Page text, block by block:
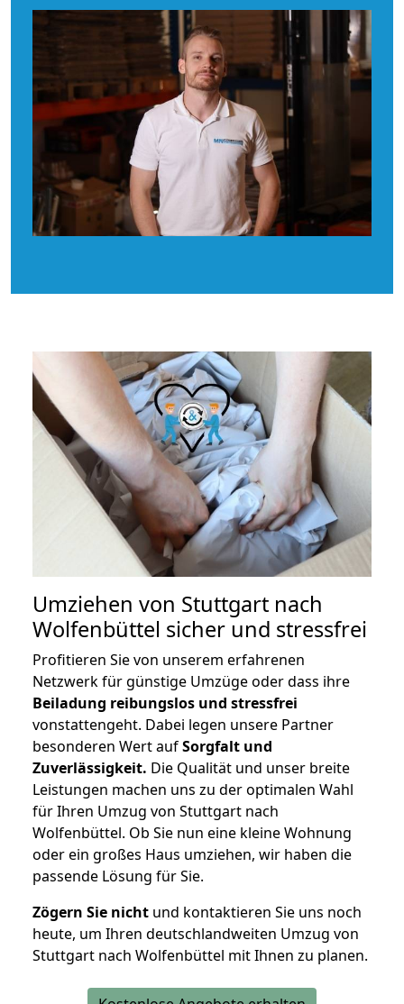
Umziehen von Stuttgart nach
Wolfenbüttel sicher und stressfrei
Profitieren Sie von unserem erfahrenen
Netzwerk für günstige Umzüge oder dass ihre
Beiladung reibungslos und stressfrei
vonstattengeht. Dabei legen unsere Partner
besonderen Wert aufSorgfalt und
Zuverlässigkeit. Die Qualität und unser breite
Leistungen machen uns zu der optimalen Wahl
für Ihren Umzug von Stuttgart nach
Wolfenbüttel. Ob Sie nun eine kleine Wohnung
oder ein großes Haus umziehen, wir haben die
passende Lösung für Sie.
Zögern Sie nicht und kontaktieren Sie uns noch
heute, um Ihren deutschlandweiten Umzug von
Stuttgart nach Wolfenbüttel mit Ihnen zu planen.